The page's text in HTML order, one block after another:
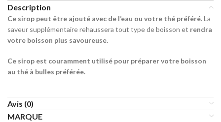
Description
Ce sirop peut être ajouté avec de l’eau ou votre thé préféré. La
saveur supplémentaire rehaussera tout type de boisson et rendra
votre boisson plus savoureuse.
Ce sirop est couramment utilisé pour préparer votre boisson
au thé à bulles préférée.
Avis (0)
MARQUE